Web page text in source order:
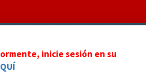
inicie sesión en su